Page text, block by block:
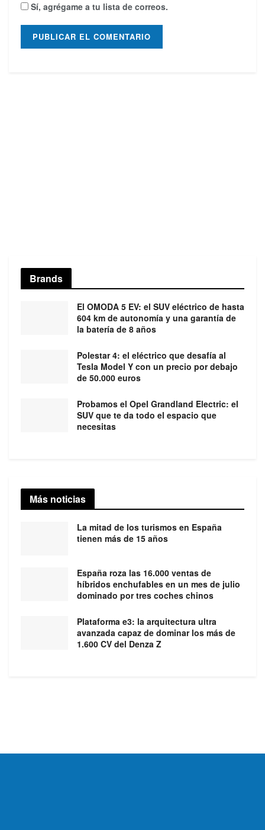
Sí, agrégame a tu lista de correos.
Brands
El OMODA 5 EV: el SUV eléctrico de hasta
604 km de autonomía y una garantía de
la batería de 8 años
Polestar 4: el eléctrico que desafía al
Tesla Model Y con un precio por debajo
de 50.000 euros
Probamos el Opel Grandland Electric: el
SUV que te da todo el espacio que
necesitas
Más noticias
La mitad de los turismos en España
tienen más de 15 años
España roza las 16.000 ventas de
híbridos enchufables en un mes de julio
dominado por tres coches chinos
Plataforma e3: la arquitectura ultra
avanzada capaz de dominar los más de
1.600 CV del Denza Z